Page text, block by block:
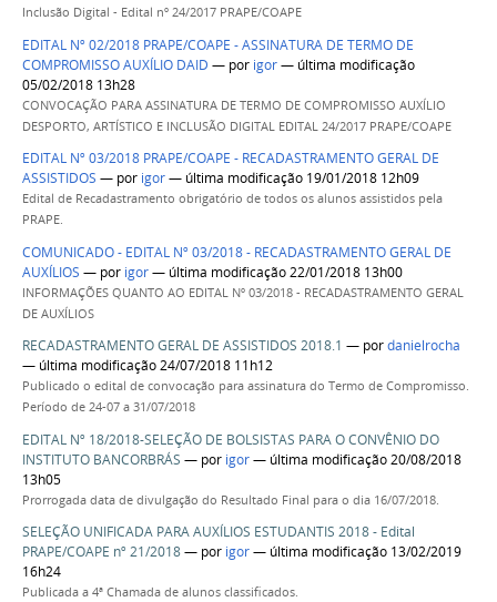
Inclusão Digital - Edital nº 24/2017 PRAPE/COAPE
EDITAL Nº 02/2018 PRAPE/COAPE - ASSINATURA DE TERMO DE
COMPROMISSO AUXÍLIO DAID — por igor— última modificação
05/02/2018 13h28
CONVOCAÇÃO PARA ASSINATURA DE TERMO DE COMPROMISSO AUXÍLIO
DESPORTO, ARTÍSTICO E INCLUSÃO DIGITAL EDITAL 24/2017 PRAPE/COAPE
EDITAL Nº 03/2018 PRAPE/COAPE - RECADASTRAMENTO GERAL DE
ASSISTIDOS — por igor— última modificação 19/01/2018 12h09
Edital de Recadastramento obrigatório de todos os alunos assistidos pela
PRAPE.
COMUNICADO - EDITAL Nº 03/2018 - RECADASTRAMENTO GERAL DE
AUXÍLIOS — por igor— última modificação 22/01/2018 13h00
INFORMAÇÕES QUANTO AO EDITAL Nº 03/2018 - RECADASTRAMENTO GERAL
DE AUXÍLIOS
RECADASTRAMENTO GERAL DE ASSISTIDOS 2018.1 — pordanielrocha
— última modificação 24/07/2018 11h12
Publicado o edital de convocação para assinatura do Termo de Compromisso.
Período de 24-07 a 31/07/2018
EDITAL Nº 18/2018-SELEÇÃO DE BOLSISTAS PARA O CONVÊNIO DO
INSTITUTO BANCORBRÁS — por igor— última modificação 20/08/2018
13h05
Prorrogada data de divulgação do Resultado Final para o dia 16/07/2018.
SELEÇÃO UNIFICADA PARA AUXÍLIOS ESTUDANTIS 2018 - Edital
PRAPE/COAPE nº 21/2018— por igor— última modificação 13/02/2019
16h24
Publicada a 4ª Chamada de alunos classificados.